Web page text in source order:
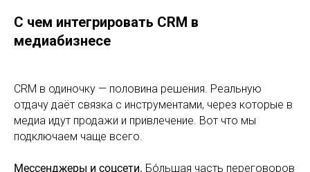
С чем интегрировать CRM в
медиабизнесе
CRM в одиночку — половина решения. Реальную
отдачу даёт связка с инструментами, через которые в
медиа идут продажи и привлечение. Вот что мы
подключаем чаще всего.
Мессенджеры и соцсети. Бо́льшая часть переговоров